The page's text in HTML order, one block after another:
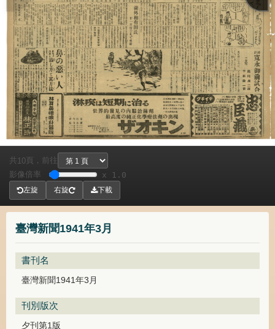
臺灣新聞1941年3月
書刊名
臺灣新聞1941年3月
刊別版次
夕刊第1版
共 10頁， 前往
影像倍率
x 1.0
左旋 右旋 下載